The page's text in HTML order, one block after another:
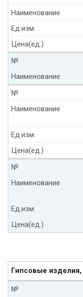
Наименование
Ед.изм.
Цена(ед.)
№
Наименование
№
Наименование
Ед.изм.
Цена(ед.)
№
Наименование
Ед.изм.
Цена(ед.)
Гипсовые
№